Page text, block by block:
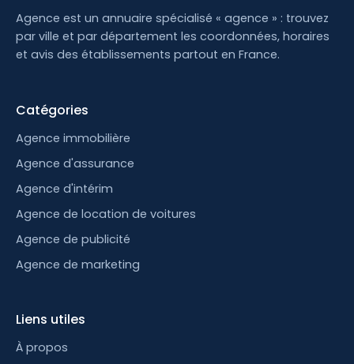
Agence est un annuaire spécialisé « agence » : trouvez
par ville et par département les coordonnées, horaires
et avis des établissements partout en France.
Catégories
Agence immobilière
Agence d'assurance
Agence d'intérim
Agence de location de voitures
Agence de publicité
Agence de marketing
Liens utiles
À propos